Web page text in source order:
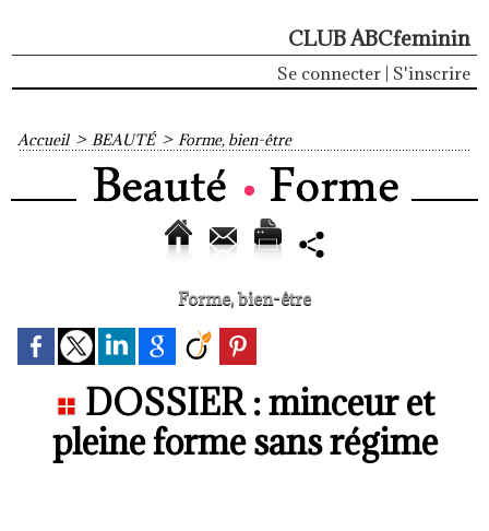
CLUB ABCfeminin
Se connecter S'inscrire
Accueil > BEAUTÉ > Forme, bien-être
Forme, bien-être
DOSSIER : minceur et
pleine forme sans régime